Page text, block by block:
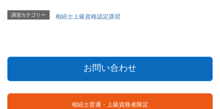
講習カテゴリー 相続士上級資格認定講習
お問い合わせ
相続士普通・上級資格者限定